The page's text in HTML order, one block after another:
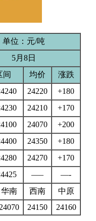
单位：元/吨
5月8日
间
均价
涨跌
24220
+180
24210
+170
24070
+200
24350
+180
24270
+170
—– —-
华南 西南
中原
24070 24150 24160